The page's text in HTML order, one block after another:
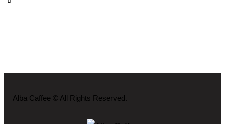
Alba Caffee © All Rights Reserved.